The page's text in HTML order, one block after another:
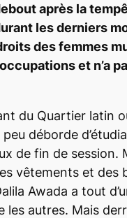
après la
les derniers
des femmes
et n’a
du Quartier latin
déborde
de fin de session.
vêtements et des
Awada a tout
les autres. Mais